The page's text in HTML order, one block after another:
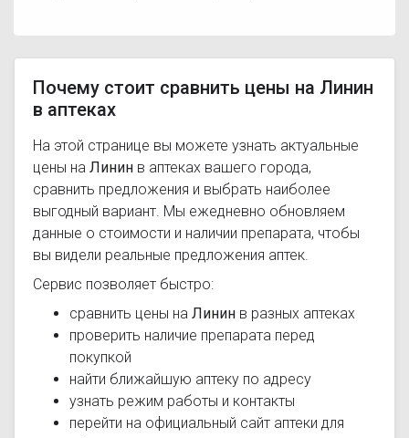
Почему стоит сравнить цены на Линин
в аптеках
На этой странице вы можете узнать актуальные
цены на Линин в аптеках вашего города,
сравнить предложения и выбрать наиболее
выгодный вариант. Мы ежедневно обновляем
данные о стоимости и наличии препарата, чтобы
вы видели реальные предложения аптек.
Сервис позволяет быстро:
сравнить цены на Линин в разных аптеках
проверить наличие препарата перед
покупкой
найти ближайшую аптеку по адресу
узнать режим работы и контакты
перейти на официальный сайт аптеки для